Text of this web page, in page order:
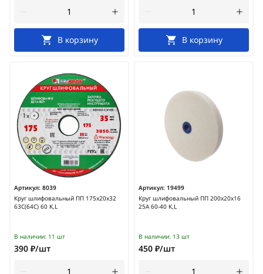
В корзину В корзину
Артикул: 8039
Круг шлифовальный ПП 175х20х32
63С(64С) 60 K,L
В наличии: 11 шт
390 ₽/шт
Артикул: 19499
Круг шлифовальный ПП 200х20х16
25А 60-40 K,L
В наличии: 13 шт
450 ₽/шт